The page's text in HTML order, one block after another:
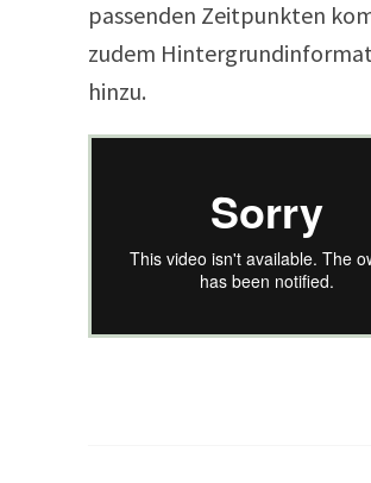
passenden Zeitpunkten
zudem
hinzu.